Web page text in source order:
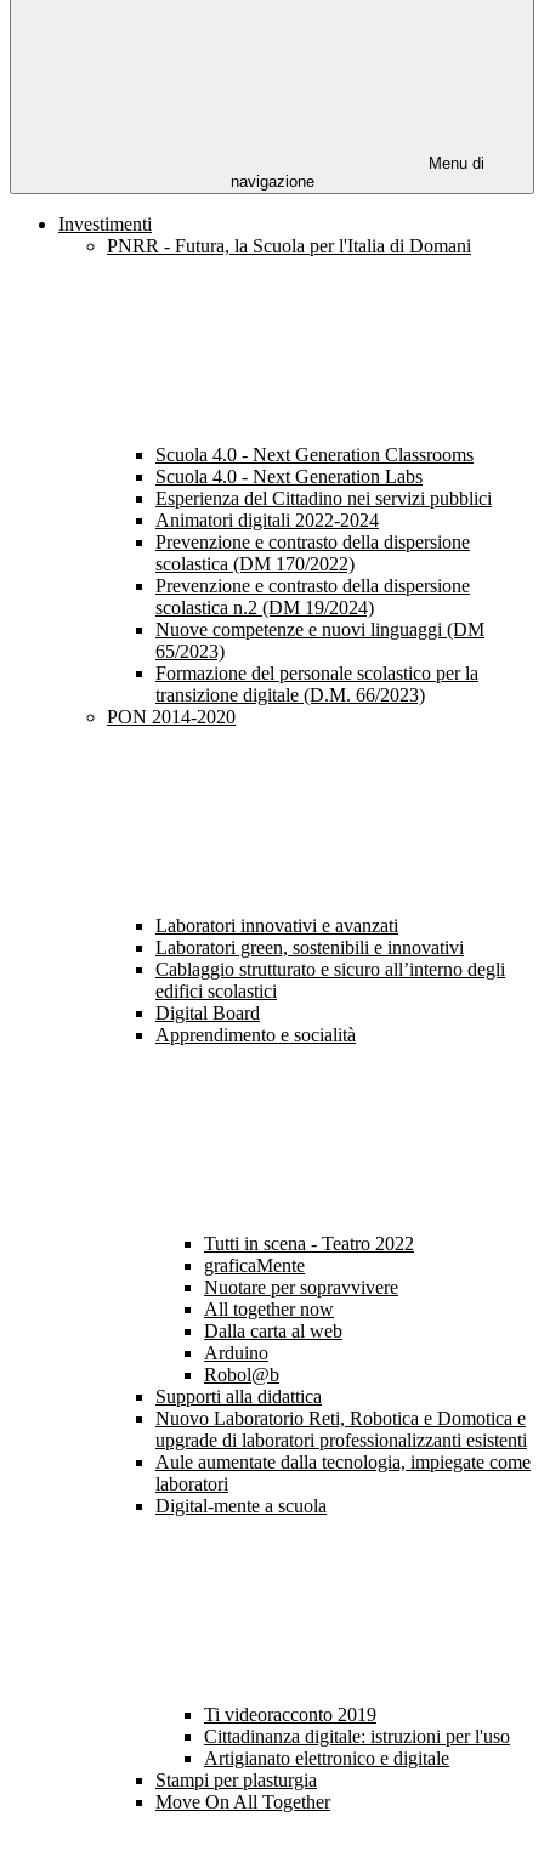
Menu di
navigazione
Investimenti
PNRR - Futura, la Scuola per l'Italia di Domani
Scuola 4.0 - Next Generation Classrooms
Scuola 4.0 - Next Generation Labs
Esperienza del Cittadino nei servizi pubblici
Animatori digitali 2022-2024
Prevenzione e contrasto della dispersione
scolastica (DM 170/2022)
Prevenzione e contrasto della dispersione
scolastica n.2 (DM 19/2024)
Nuove competenze e nuovi linguaggi (DM
65/2023)
Formazione del personale scolastico per la
transizione digitale (D.M. 66/2023)
PON 2014-2020
Laboratori innovativi e avanzati
Laboratori green, sostenibili e innovativi
Cablaggio strutturato e sicuro all’interno degli
edifici scolastici
Digital Board
Apprendimento e socialità
Tutti in scena - Teatro 2022
graficaMente
Nuotare per sopravvivere
All together now
Dalla carta al web
Arduino
Robol@b
Supporti alla didattica
Nuovo Laboratorio Reti, Robotica e Domotica e
upgrade di laboratori professionalizzanti esistenti
Aule aumentate dalla tecnologia, impiegate come
laboratori
Digital-mente a scuola
Ti videoracconto 2019
Cittadinanza digitale: istruzioni per l'uso
Artigianato elettronico e digitale
Stampi per plasturgia
Move On All Together